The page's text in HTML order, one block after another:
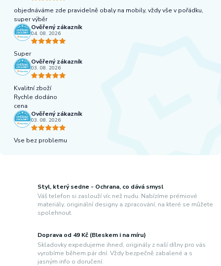
Styl, který sedne - Ochrana, co dává smysl
Váš telefon si zaslouží víc než nudu. Nabízíme prémiové
materiály, originální designy a zpracování, na které se můžete
spolehnout.
Doprava od 49 Kč (Bleskem i na míru)
Skladovky expedujeme ihned, originály z naší dílny pro vás
vyrobíme během pár dní. Vždy bezpečně zabalené a s
jasným info o doručení.
objednáváme zde pravidelně obaly na mobily, vždy vše v pořádku,
super výběr
Ověřený zákazník
04. 08. 2026
Super
Ověřený zákazník
03. 08. 2026
Kvalitní zboží
Rychle dodáno
cena
Ověřený zákazník
03. 08. 2026
Vse bez problemu